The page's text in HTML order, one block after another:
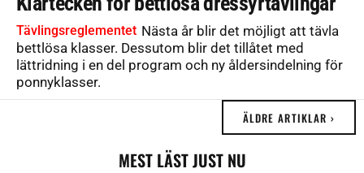
Tävlingsreglementet Nästa år blir det möjligt att tävla
bettlösa klasser. Dessutom blir det tillåtet med
lättridning i en del program och ny åldersindelning för
ponnyklasser.
ÄLDRE ARTIKLAR ›
MEST LÄST JUST NU